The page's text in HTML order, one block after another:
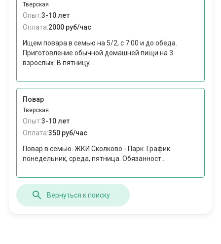
Тверская
Опыт:3-10 лет
Оплата:2000 руб/час
Ищем повара в семью на 5/2, с 7.00 и до обеда.
Приготовление обычной домашней пищи на 3
взрослых. В пятницу...
Повар
Тверская
Опыт:3-10 лет
Оплата:350 руб/час
Повар в семью. ЖКИ Сколково - Парк. График:
понедельник, среда, пятница. Обязанност...
Вернуться к поиску